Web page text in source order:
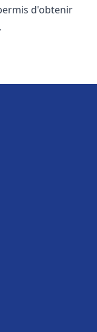
d'obtenir